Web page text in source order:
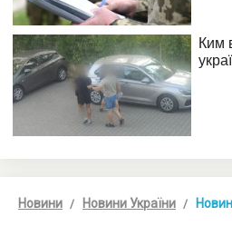
Новини Новини України